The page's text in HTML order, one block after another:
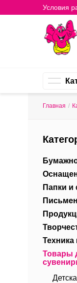
Условия
Главная /
Папки и
Техника
Товары